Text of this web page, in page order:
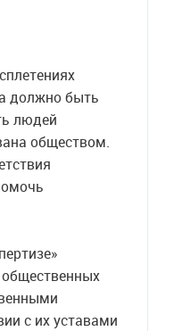
должно быть
людей
обществом.
общественных
с их уставами